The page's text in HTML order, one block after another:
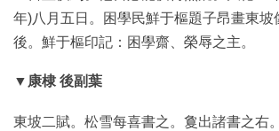
年)八月五日。困學民鮮于樞題子昂畫東坡
後。鮮于樞印記：困學齋、榮辱之主。
▼康棣 後副葉
東坡二賦。松雪每喜書之。敻出諸書之右